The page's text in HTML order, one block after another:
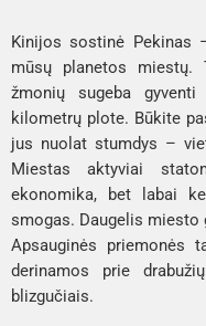
Kinijos sostinė Pekinas
mūsų planetos miestų.
žmonių sugeba
kilometrų plote. Būkite
jus nuolat stumdys –
Miestas aktyviai
ekonomika, bet labai
smogas. Daugelis miesto
Apsauginės priemonės
derinamos prie
blizgučiais.